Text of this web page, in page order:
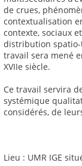
de crues,
contextualisation
contexte, sociaux
distribution spatio-
travail sera mené
XVIIe siècle.
Ce travail servira
systémique
considérés, de
Lieu : UMR IGE